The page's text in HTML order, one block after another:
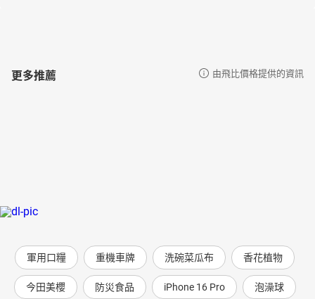
更多推薦 由飛比價格提供的資訊
軍用口糧 重機車牌 洗碗菜瓜布 香花植物
今田美櫻 防災食品 iPhone 16 Pro 泡澡球